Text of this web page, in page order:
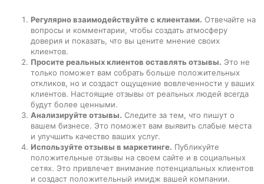
Регулярно взаимодействуйте с клиентами. Отвечайте на
вопросы и комментарии, чтобы создать атмосферу
доверия и показать, что вы цените мнение своих
клиентов.
Просите реальных клиентов оставлять отзывы. Это не
только поможет вам собрать больше положительных
откликов, но и создаст ощущение вовлеченности у ваших
клиентов. Настоящие отзывы от реальных людей всегда
будут более ценными.
Анализируйте отзывы. Следите за тем, что пишут о
вашем бизнесе. Это поможет вам выявить слабые места
и улучшить качество ваших услуг.
Используйте отзывы в маркетинге. Публикуйте
положительные отзывы на своем сайте и в социальных
сетях. Это привлечет внимание потенциальных клиентов
и создаст положительный имидж вашей компании.